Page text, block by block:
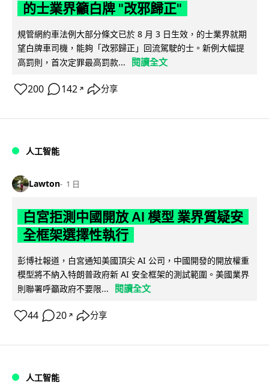
的士業界籲白牌 "改邪歸正"
規管網約車法例大部分條文已於 8 月 3 日生效，的士業界就期
望白牌車司機，能夠「改邪歸正」回流駕駛的士。新例大幅提
高罰則，首次定罪最高罰款...
閱讀全文
200 142 ↗ 分享
人工智能
Lawton 1 日
白宮拒測中國開放 AI 模型 業界質疑安
全框架選擇性執行
彭博社報道，白宮通知美國頂尖 AI 公司，中國開發的開放權重
模型將不納入特朗普政府新 AI 安全框架的測試範圍。美國業界
則聯署呼籲政府不要限...
閱讀全文
44 20 ↗ 分享
人工智能